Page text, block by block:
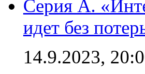
Серия А.
идет без
14.9.2023,